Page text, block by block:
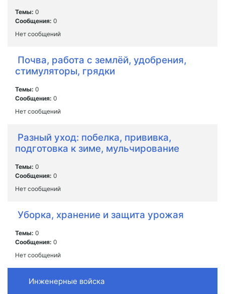
Темы: 0
Сообщения: 0
Нет сообщений
Почва, работа с землёй, удобрения,
стимуляторы, грядки
Темы: 0
Сообщения: 0
Нет сообщений
Разный уход: побелка, прививка,
подготовка к зиме, мульчирование
Темы: 0
Сообщения: 0
Нет сообщений
Уборка, хранение и защита урожая
Темы: 0
Сообщения: 0
Нет сообщений
Инженерные войска